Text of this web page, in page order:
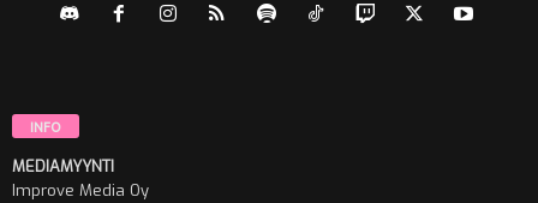
INFO
MEDIAMYYNTI
Improve Media Oy